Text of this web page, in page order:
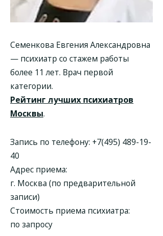
Семенкова Евгения Александровна
— психиатр со стажем работы
более 11 лет. Врач первой
категории.
Рейтинг лучших психиатров
Москвы.
Запись по телефону: +7(495) 489-19-
40
Адрес приема:
г. Москва (по предварительной
записи)
Стоимость приема психиатра:
по запросу